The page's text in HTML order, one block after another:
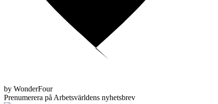
by WonderFour
Prenumerera på Arbetsvärldens nyhetsbrev